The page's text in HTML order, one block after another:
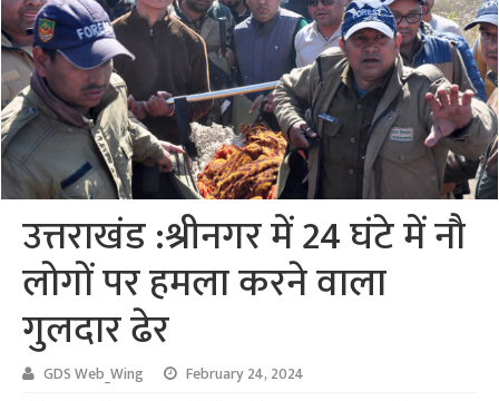
उत्तराखंड :श्रीनगर में 24 घंटे में नौ
लोगों पर हमला करने वाला
गुलदार ढेर
GDS Web_Wing February 24, 2024